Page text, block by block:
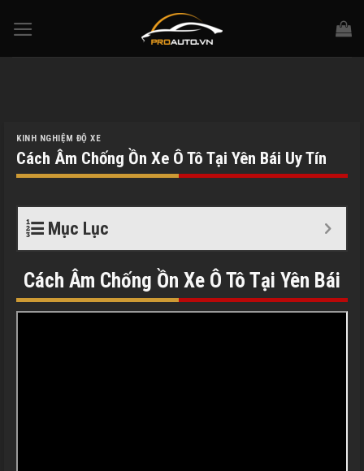
KINH NGHIỆM ĐỘ XE
Cách Âm Chống Ồn Xe Ô Tô Tại Yên Bái Uy Tín
Mục Lục
Cách Âm Chống Ồn Xe Ô Tô Tại Yên Bái